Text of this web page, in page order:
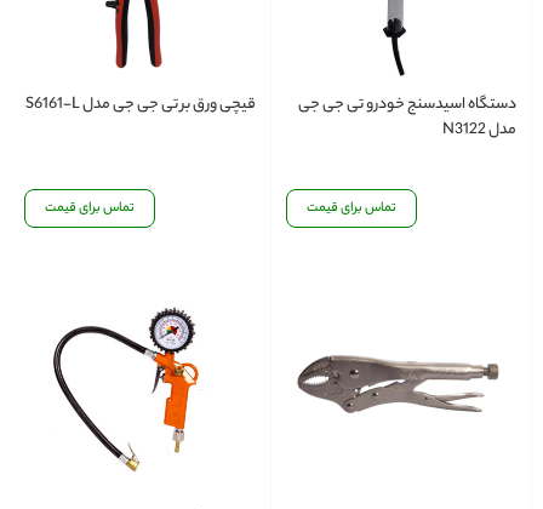
دستگاه اسیدسنج خودرو تی جی جی
مدل N3122
تماس برای قیمت
قیچی ورق بر تی جی جی مدل S6161-L
تماس برای قیمت